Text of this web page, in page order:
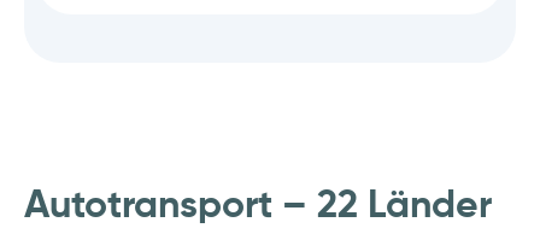
Autotransport – 22 Länder